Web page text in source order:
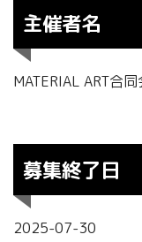
主催者名
MATERIAL ART合
募集終了日
2025-07-30